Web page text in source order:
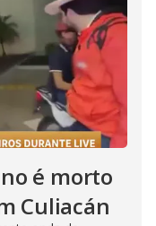
é morto
Culiacán